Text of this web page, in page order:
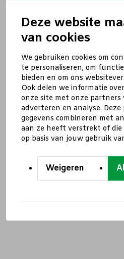
Deze website
van cookies
We gebruiken cookies om
te personaliseren, om
bieden en om ons
Ook delen we informatie
onze site met onze partners
adverteren en analyse.
gegevens combineren met
aan ze heeft verstrekt of die
op basis van jouw gebruik
Weigeren